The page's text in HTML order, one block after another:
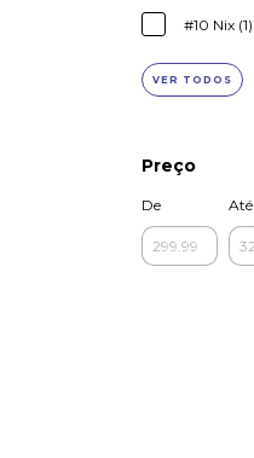
#10 Nix (1)
VER TODOS
Preço
De Até